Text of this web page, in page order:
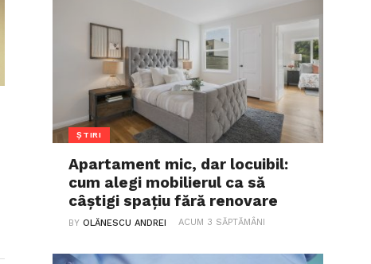
ȘTIRI
Apartament mic, dar locuibil:
cum alegi mobilierul ca să
câștigi spațiu fără renovare
BYOLĂNESCU ANDREI ACUM 3 SĂPTĂMÂNI